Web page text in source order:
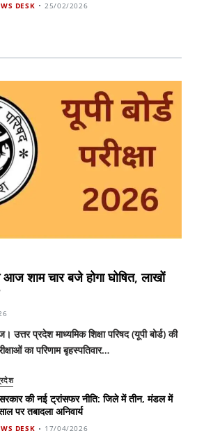
DESK 25/02/2026
आज शाम चार बजे होगा घोषित, लाखों
प्रदेश माध्यमिक शिक्षा परिषद (यूपी बोर्ड) की
का परिणाम बृहस्पतिवार…
की नई ट्रांसफर नीति: जिले में तीन, मंडल में
पर तबादला अनिवार्य
DESK 17/04/2026